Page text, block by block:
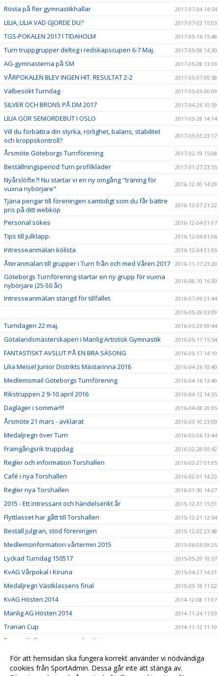
Rösta på fler gymnastikhallar 2017-07-04 14:54
LILIA, LILIA VAD GJORDE DU? 2017-07-03 15:03
TGS-POKALEN 2017 I TIDAHOLM 2017-05-16 15:48
Turn truppgrupper deltog i redskapscupen 6-7 Maj. 2017-05-08 14:30
AG-gymnasterna på SM 2017-05-08 13:33
VÅRPOKALEN BLEV INGEN HIT. RESULTAT 2-2 2017-05-07 00:58
Välbesökt Turndag 2017-05-05 00:09
SILVER OCH BRONS PÅ DM 2017 2017-04-26 10:59
LILIA GÖR SENIORDEBUT I OSLO 2017-03-28 14:14
Vill du förbättra din styrka, rörlighet, balans, stabilitet
och kroppskontroll?
2017-03-03 23:17
Årsmöte Göteborgs Turnförening 2017-02-19 15:08
Beställningsperiod Turn profilkläder 2017-01-27 23:55
Nyårslöfte?! Nu startar vi en ny omgång "träning för
vuxna nybörjare"
2016-12-30 14:29
Tjäna pengar till föreningen samtidigt som du får bättre
pris på ditt webköp
2016-12-07 21:22
Personal sökes 2016-12-04 01:07
Tips till julklapp. 2016-12-04 01:06
Intresseanmälan kölista 2016-12-04 01:05
Återanmälan till grupper i Turn från och med Våren 2017 2016-11-17 23:20
Göteborgs Turnförening startar en ny grupp för vuxna
nybörjare (25-50 år)
2016-08-10 16:30
Intresseanmälan stängd för tillfället.
2016-07-09 21:44
2016-05-28 03:09
Turndagen 22 maj. 2016-05-23 09:44
Götalandsmästerskapen i Manlig Artistisk Gymnastik 2016-05-17 15:54
FANTASTISKT AVSLUT PÅ EN BRA SÄSONG 2016-05-17 14:10
Lilia Meisel Junior Distrikts Mästarinna 2016 2016-04-26 10:40
Medlemsmail Göteborgs Turnförening 2016-04-16 13:40
Rikstruppen 2 9-10 april 2016 2016-04-12 14:55
Dagläger i sommar!!! 2016-04-08 20:35
Årsmöte 21 mars - avklarat 2016-03-10 23:00
Medaljregn över Turn 2016-03-06 13:44
Framgångsrik truppdag. 2016-02-28 00:42
Regler och information Torshallen 2016-02-27 01:05
Café i nya Torshallen 2016-02-01 14:23
Regler nya Torshallen 2016-01-30 14:27
2015 - Ett intressant och händelserikt år 2015-12-31 15:31
Flyttlasset har gått till Torshallen 2015-12-21 12:54
Beställ julgran, stöd föreningen 2015-12-02 23:48
Medlemsinformation vårtermin 2015 2015-06-03 09:25
Lyckad Turndag 150517 2015-05-29 10:57
KvAG Vårpokal i Kiruna 2015-04-27 14:21
Medaljregn Västklassens final 2015-03-18 11:02
KvAG Hösten 2014 2014-12-08 11:07
Manlig AG Hösten 2014 2014-11-24 11:03
Tranan Cup 2014-11-12 11:10
Pontus Kallanvaara svensk mästare
Turn Dagen 2014 2014-11-11 14:29
Göteborgs turn träningsläger 2014-11-11 14:28
För att hemsidan ska fungera korrekt använder vi nödvändiga
cookies från SportAdmin. Dessa går inte att stänga av.